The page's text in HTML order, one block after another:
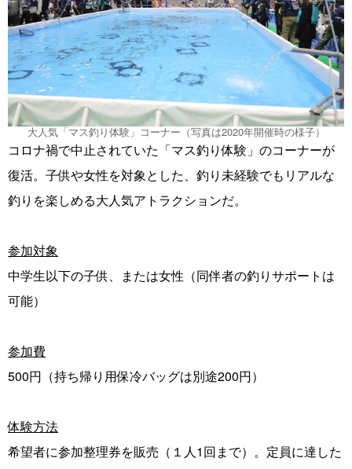
大人気「マス釣り体験」コーナー（写真は2020年開催時の様子）
コロナ禍で中止されていた「マス釣り体験」のコーナーが
復活。子供や女性を対象とした、釣り未経験でもリアルな
釣りを楽しめる大人気アトラクションだ。
参加対象
中学生以下の子供、または女性（同伴者の釣りサポートは
可能）
参加費
500円（持ち帰り用保冷バッグは別途200円）
体験方法
希望者に参加整理券を販売（１人1回まで）。定員に達した